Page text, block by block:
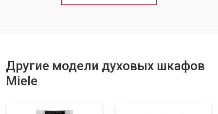
Другие модели духовых шкафов
Miele